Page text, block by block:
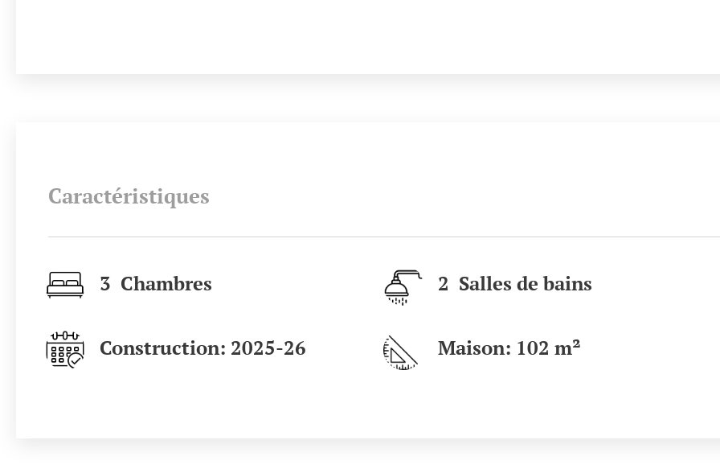
Caractéristiques
3 Chambres 2 Salles de bains
Construction: 2025-26 Maison: 102 m²